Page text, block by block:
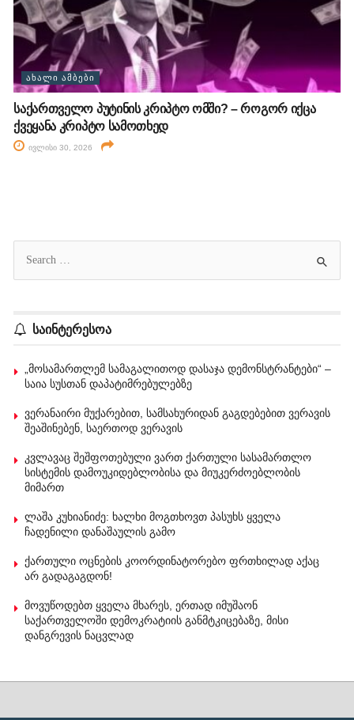
ᲐᲮᲐᲚᲘ ᲐᲛᲑᲔᲑᲘ
საქართველო პუტინის კრიპტო ომში? – როგორ იქცა
ქვეყანა კრიპტო სამოთხედ
ივლისი 30, 2026
საინტერესოა
„მოსამართლემ სამაგალითოდ დასაჯა დემონსტრანტები“ –
საია სუსთან დაპატიმრებულებზე
ვერანაირი მუქარებით, სამსახურიდან გაგდებებით ვერავის
შეაშინებენ, საერთოდ ვერავის
კვლავაც შეშფოთებული ვართ ქართული სასამართლო
სისტემის დამოუკიდებლობისა და მიუკერძოებლობის
მიმართ
ლაშა კუხიანიძე: ხალხი მოგთხოვთ პასუხს ყველა
ჩადენილი დანაშაულის გამო
ქართული ოცნების კოორდინატორებო ფრთხილად აქაც
არ გადაგაგდონ!
მოვუწოდებთ ყველა მხარეს, ერთად იმუშაონ
საქართველოში დემოკრატიის განმტკიცებაზე, მისი
დანგრევის ნაცვლად